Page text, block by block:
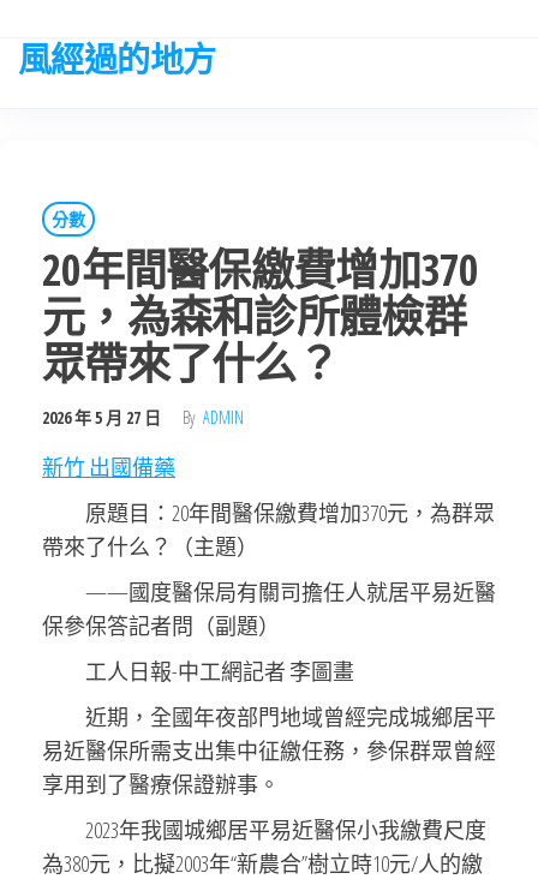
the
風經過的地方
分數
20年間醫保繳費增加370
元，為森和診所體檢群
眾帶來了什么？
2026 年 5 月 27 日 By ADMIN
新竹 出國備藥
原題目：20年間醫保繳費增加370元，為群眾
帶來了什么？（主題）
——國度醫保局有關司擔任人就居平易近醫
保參保答記者問（副題）
工人日報-中工網記者 李圖畫
近期，全國年夜部門地域曾經完成城鄉居平
易近醫保所需支出集中征繳任務，參保群眾曾經
享用到了醫療保證辦事。
2023年我國城鄉居平易近醫保小我繳費尺度
為380元，比擬2003年“新農合”樹立時10元/人的繳